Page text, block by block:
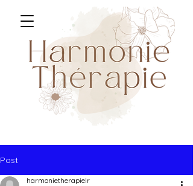
Post
harmonietherapielr